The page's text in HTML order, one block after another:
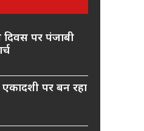
दिवस पर पंजाबी
पर बन रहा